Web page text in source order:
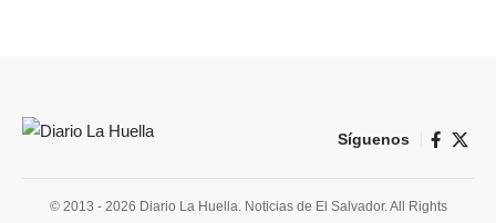
Síguenos
© 2013 - 2026 Diario La Huella. Noticias de El Salvador. All Rights